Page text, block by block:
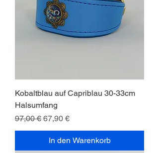
Kobaltblau auf Capriblau 30-33cm
Halsumfang
Standardpreis
97,00 € Sale-Preis
67,90 €
In den Warenkorb